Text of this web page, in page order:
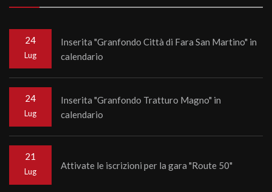
24
Lug
Inserita "Granfondo Città di Fara San Martino" in
calendario
24
Lug
Inserita "Granfondo Tratturo Magno" in
calendario
21
Lug
Attivate le iscrizioni per la gara "Route 50"